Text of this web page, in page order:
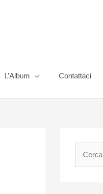
L’Album Contattaci